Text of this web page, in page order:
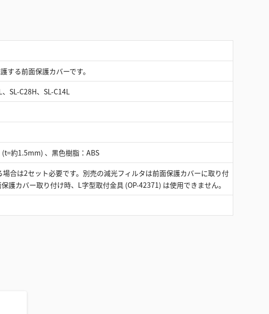
する前面保護カバーです。
SL-C28H、SL-C14L
約1.5mm) 、黒色樹脂：ABS
合は2セット必要です。別売の減光フィルタは前面保護カバーに取り付
護カバー取り付け時、L字型取付金具 (OP-42371) は使用できません。